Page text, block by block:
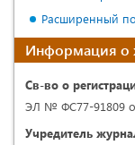
Расширенный
Информация о
Св-во о
ЭЛ № ФС77-91809
Учредитель